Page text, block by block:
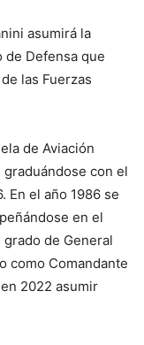
asumirá la
Defensa que
las Fuerzas
de Aviación
graduándose con el
En el año 1986 se
en el
de General
como Comandante
2022 asumir